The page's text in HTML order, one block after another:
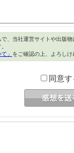
、当社運営サイトや出版
」 をご確認の上、よろし
同意す